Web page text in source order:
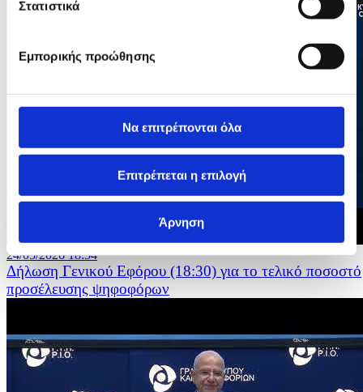
Στατιστικά
Εμπορικής προώθησης
Να επιτρέπονται όλα
Επιτρέπεται η επιλογή
Άρνηση
24/05/2026 18:54
Δήλωση Γενικού Εφόρου (18:30) για το τελικό ποσοστό
προσέλευσης ψηφοφόρων